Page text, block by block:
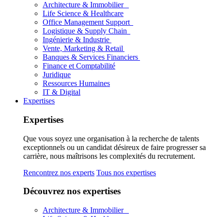
Architecture & Immobilier
Life Science & Healthcare
Office Management Support
Logistique & Supply Chain
Ingénierie & Industrie
Vente, Marketing & Retail
Banques & Services Financiers
Finance et Comptabilité
Juridique
Ressources Humaines
IT & Digital
Expertises
Expertises
Que vous soyez une organisation à la recherche de talents
exceptionnels ou un candidat désireux de faire progresser sa
carrière, nous maîtrisons les complexités du recrutement.
Rencontrez nos experts Tous nos expertises
Découvrez nos expertises
Architecture & Immobilier